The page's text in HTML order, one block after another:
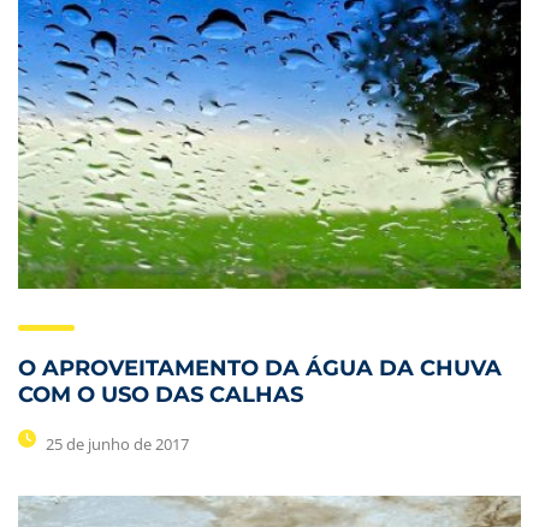
O APROVEITAMENTO DA ÁGUA DA CHUVA
COM O USO DAS CALHAS
25 de junho de 2017